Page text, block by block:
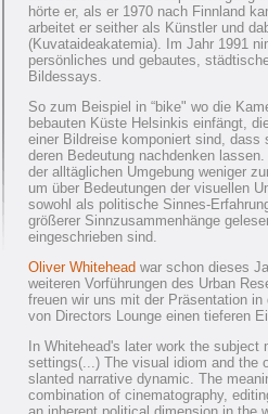
hörte er, als er 1970 nach Finnland
arbeitet er seither als Künstler und
(Kuvataideakatemia). Im Jahr 1991
persönliches und gebautes,
Bildessays.
So zum Beispiel in “bike" wo die
bebauten Küste Helsinkis einfängt,
einer Bildreise komponiert sind, dass
deren Bedeutung nachdenken
der alltäglichen Umgebung weniger
um über Bedeutungen der visuellen
sowohl als politische Sinnes-
größerer Sinnzusammenhänge
eingeschrieben sind.
Oliver Whitehead war schon dieses
weiteren Vorführungen des Urban
freuen wir uns mit der Präsentation in
von Directors Lounge einen tieferen
In Whitehead's later work the
settings(...) The visual idiom and the
slanted narrative dynamic. The
combination of cinematography,